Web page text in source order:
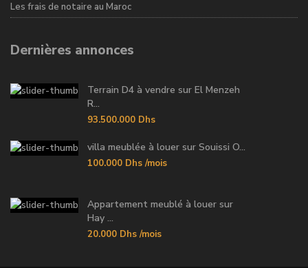
Les frais de notaire au Maroc
Dernières annonces
Terrain D4 à vendre sur El Menzeh
R...
93.500.000 Dhs
villa meublée à louer sur Souissi O...
100.000 Dhs /mois
Appartement meublé à louer sur
Hay ...
20.000 Dhs /mois